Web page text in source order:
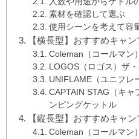
素材を確認して選ぶ
使用シーンを考えて容
【横長型】おすすめキャ
Coleman（コールマン
LOGOS（ロゴス）ザ
UNIFLAME（ユニフレ
CAPTAIN STAG（キャ
ンピングケットル
【縦長型】おすすめキャ
Coleman（コールマン